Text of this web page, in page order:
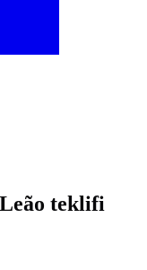
teklifi